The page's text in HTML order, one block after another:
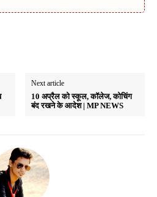
Next article
10 अप्रैल को स्कूल, कॉलेज, कोचिंग
बंद रखने के आदेश | MP NEWS